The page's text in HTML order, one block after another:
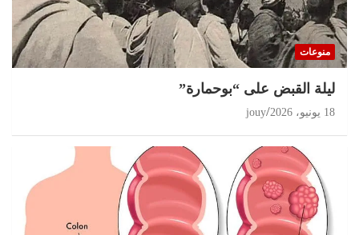
منوعات
ليلة القبض على “بوحمارة”
18 يونيو، 2026 jouy